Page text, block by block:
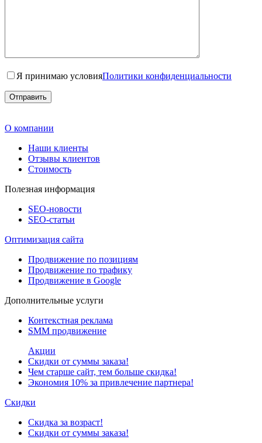
Я принимаю условияПолитики конфиденциальности
О компании
Наши клиенты
Отзывы клиентов
Стоимость
Полезная информация
SEO-новости
SEO-cтатьи
Оптимизация сайта
Продвижение по позициям
Продвижение по трафику
Продвижение в Google
Дополнительные услуги
Контекстная реклама
SMM продвижение
Акции
Скидки от суммы заказа!
Чем старше сайт, тем больше скидка!
Экономия 10% за привлечение партнера!
Скидки
Скидка за возраст!
Скидки от суммы заказа!